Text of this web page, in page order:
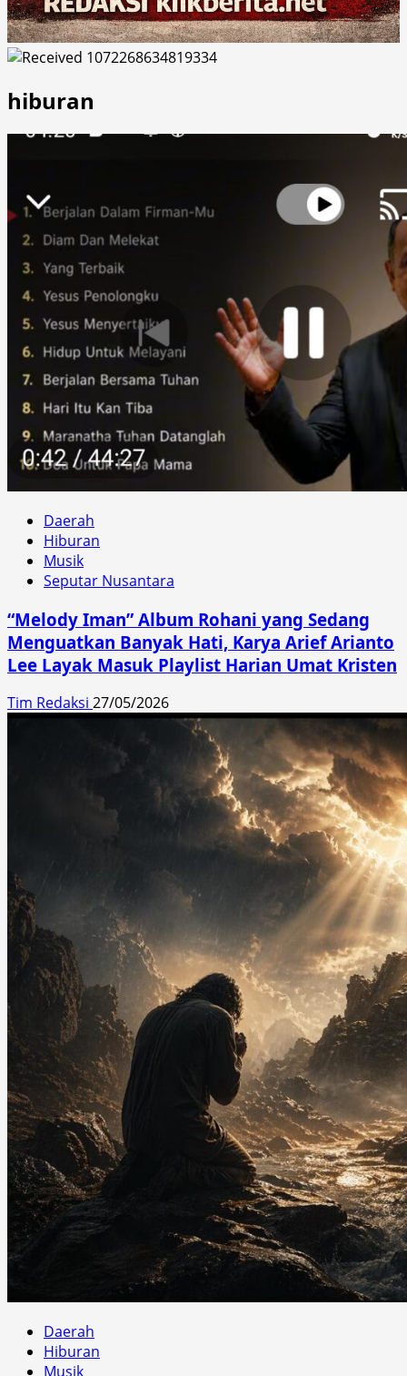
hiburan
Daerah
Hiburan
Musik
Seputar Nusantara
“Melody Iman” Album Rohani yang Sedang
Menguatkan Banyak Hati, Karya Arief Arianto
Lee Layak Masuk Playlist Harian Umat Kristen
Tim Redaksi 27/05/2026
Daerah
Hiburan
Musik